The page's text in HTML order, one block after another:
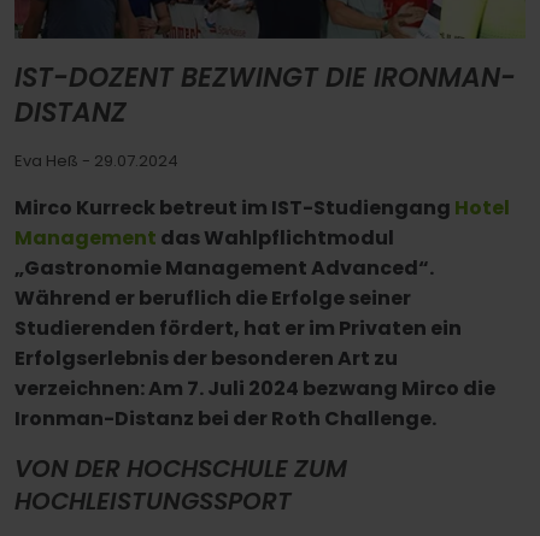
IST-DOZENT BEZWINGT DIE IRONMAN-
DISTANZ
Eva Heß - 29.07.2024
Mirco Kurreck betreut im IST-Studiengang Hotel
Management das Wahlpflichtmodul
„Gastronomie Management Advanced“.
Während er beruflich die Erfolge seiner
Studierenden fördert, hat er im Privaten ein
Erfolgserlebnis der besonderen Art zu
verzeichnen: Am 7. Juli 2024 bezwang Mirco die
Ironman-Distanz bei der Roth Challenge.
VON DER HOCHSCHULE ZUM
HOCHLEISTUNGSSPORT